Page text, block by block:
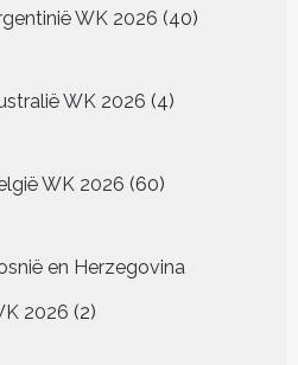
productpagina
WK 2026 40
producten
WK 2026 4
producten
WK 2026 60
producten
en Herzegovina
2026 22